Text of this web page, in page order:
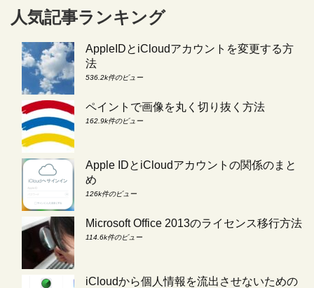
人気記事ランキング
AppleIDとiCloudアカウントを変更する方
法
536.2k件のビュー
ペイントで画像を丸く切り抜く方法
162.9k件のビュー
Apple IDとiCloudアカウントの関係のまと
め
126k件のビュー
Microsoft Office 2013のライセンス移行方法
114.6k件のビュー
iCloudから個人情報を流出させないための